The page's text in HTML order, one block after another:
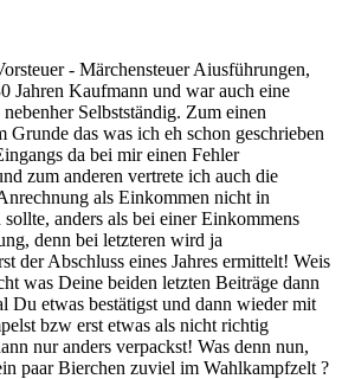
- Märchensteuer Aiusführungen,
Jahren Kaufmann und war auch eine
Selbstständig. Zum einen
Grunde das was ich eh schon geschrieben
da bei mir einen Fehler
zum anderen vertrete ich auch die
als Einkommen nicht in
anders als bei einer Einkommens
denn bei letzteren wird ja
der Abschluss eines Jahres ermittelt! Weis
was Deine beiden letzten Beiträge dann
Du etwas bestätigst und dann wieder mit
bzw erst etwas als nicht richtig
nur anders verpackst! Was denn nun,
paar Bierchen zuviel im Wahlkampfzelt ?